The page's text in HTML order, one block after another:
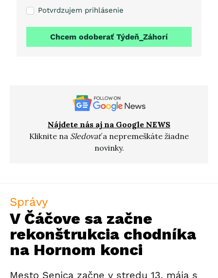
Potvrdzujem prihlásenie
Chcem odoberať Týdeň_Záhorí
Nájdete nás aj na Google NEWS
Kliknite na Sledovaťa nepremeškáte žiadne
novinky.
Správy
V Čáčove sa začne
rekonštrukcia chodníka
na Hornom konci
Mesto Senica začne v stredu 13. mája s